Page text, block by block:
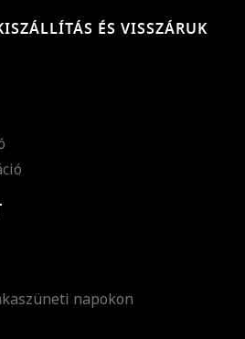
ÉS VISSZÁRUK
napokon